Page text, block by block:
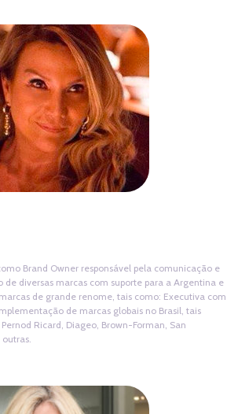
Brand Owner responsável pela comunicação e
de diversas marcas com suporte para a Argentina e
de grande renome, tais como: Executiva com
de marcas globais no Brasil, tais
Ricard, Diageo, Brown-Forman, San